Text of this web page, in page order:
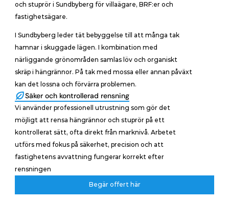
och stuprör i Sundbyberg för villaägare, BRF:er och
fastighetsägare.
I Sundbyberg leder tät bebyggelse till att många tak
hamnar i skuggade lägen. I kombination med
närliggande grönområden samlas löv och organiskt
skräp i hängrännor. På tak med mossa eller annan påväxt
kan det lossna och förvärra problemen.
Säker och kontrollerad rensning
Vi använder professionell utrustning som gör det
möjligt att rensa hängrännor och stuprör på ett
kontrollerat sätt, ofta direkt från marknivå. Arbetet
utförs med fokus på säkerhet, precision och att
fastighetens avvattning fungerar korrekt efter
rensningen
Begär offert här